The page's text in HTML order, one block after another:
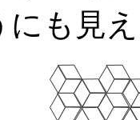
にも見